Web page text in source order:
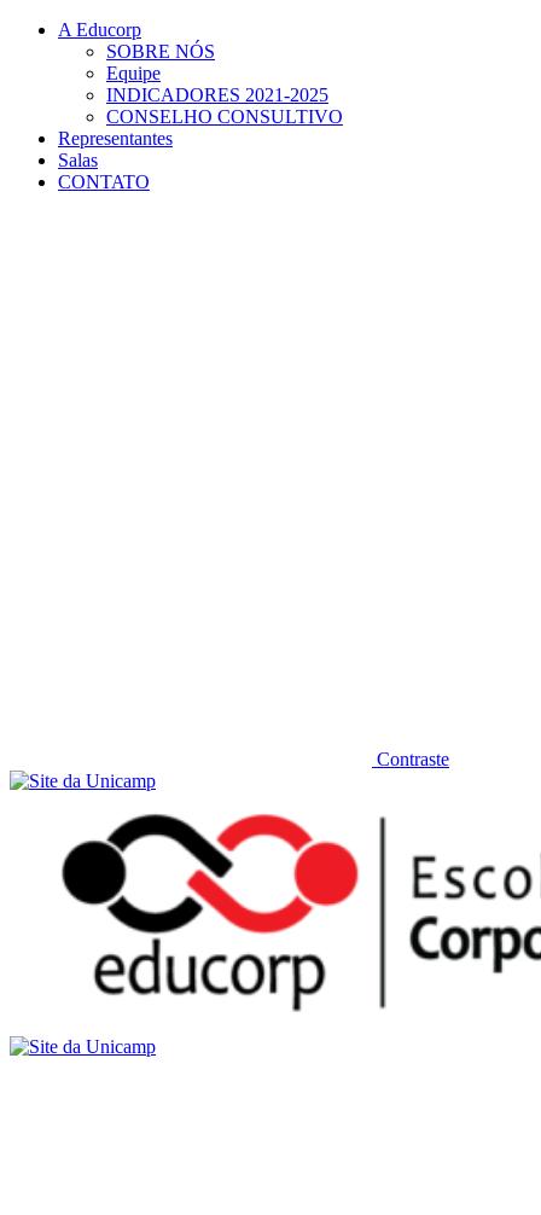
Conteúdo principal
A Educorp
SOBRE NÓS
Equipe
INDICADORES 2021-2025
CONSELHO CONSULTIVO
Representantes
Salas
CONTATO
Contraste